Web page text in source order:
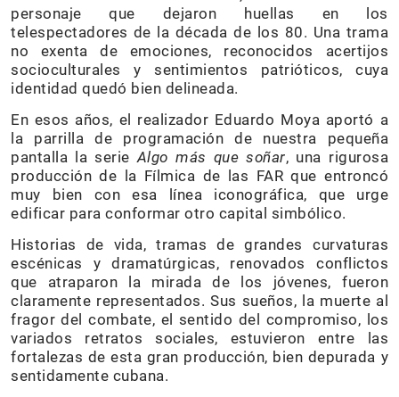
personaje que dejaron huellas en los
telespectadores de la década de los 80. Una trama
no exenta de emociones, reconocidos acertijos
socioculturales y sentimientos patrióticos, cuya
identidad quedó bien delineada.
En esos años, el realizador Eduardo Moya aportó a
la parrilla de programación de nuestra pequeña
pantalla la serieAlgo más que soñar, una rigurosa
producción de la Fílmica de las FAR que entroncó
muy bien con esa línea iconográfica, que urge
edificar para conformar otro capital simbólico.
Historias de vida, tramas de grandes curvaturas
escénicas y dramatúrgicas, renovados conflictos
que atraparon la mirada de los jóvenes, fueron
claramente representados. Sus sueños, la muerte al
fragor del combate, el sentido del compromiso, los
variados retratos sociales, estuvieron entre las
fortalezas de esta gran producción, bien depurada y
sentidamente cubana.